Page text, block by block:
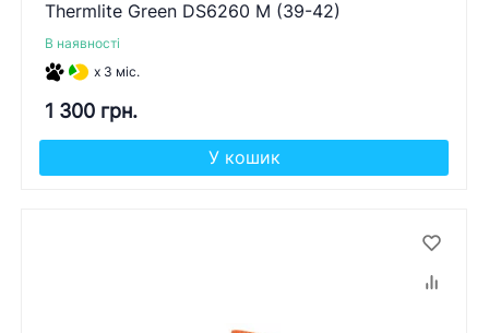
Thermlite Green DS6260 M (39-42)
В наявності
x 3 міс.
1 300 грн.
У кошик